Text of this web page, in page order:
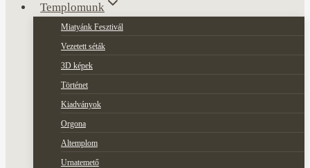
Templomunk
Miatyánk Fesztivál
Vezetett séták
3D képek
Történet
Kiadványok
Orgona
Altemplom
Urnatemető